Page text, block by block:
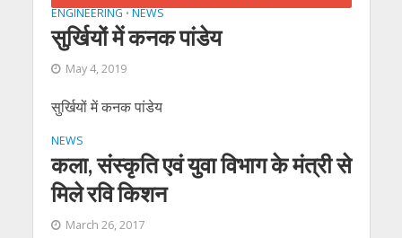
ENGINEERING • NEWS
सुर्खियों में कनक पांडेय
May 4, 2019
सुर्खियों में कनक पांडेय
NEWS
कला, संस्‍कृति एवं युवा विभाग के मंत्री से
मिले रवि किशन
March 26, 2017